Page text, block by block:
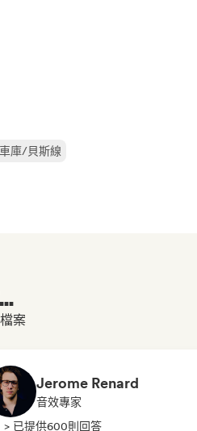
庫/貝斯線
案
Jerome Renard
音效專家
> 已提供600則回答